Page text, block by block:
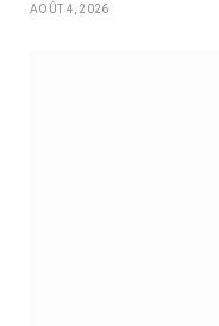
AOÛT 4, 2026